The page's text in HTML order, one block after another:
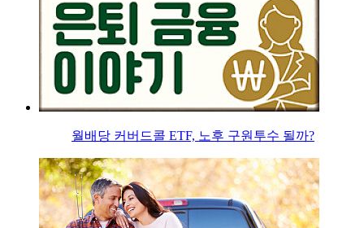
월배당 커버드콜 ETF, 노후 구원투수 될까?